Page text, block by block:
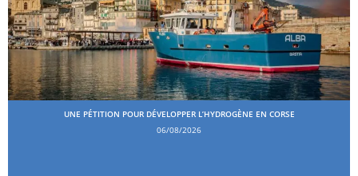
UNE PÉTITION POUR DÉVELOPPER L’HYDROGÈNE EN CORSE
06/08/2026